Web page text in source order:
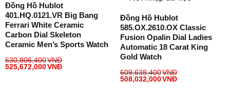
Đồng Hồ Hublot
401.HQ.0121.VR Big Bang
Ferrari White Ceramic
Carbon Dial Skeleton
Ceramic Men’s Sports Watch
630,806,400VNĐ
525,672,000VNĐ
Đồng Hồ Hublot
585.OX.2610.OX Classic
Fusion Opalin Dial Ladies
Automatic 18 Carat King
Gold Watch
609,638,400VNĐ
508,032,000VNĐ